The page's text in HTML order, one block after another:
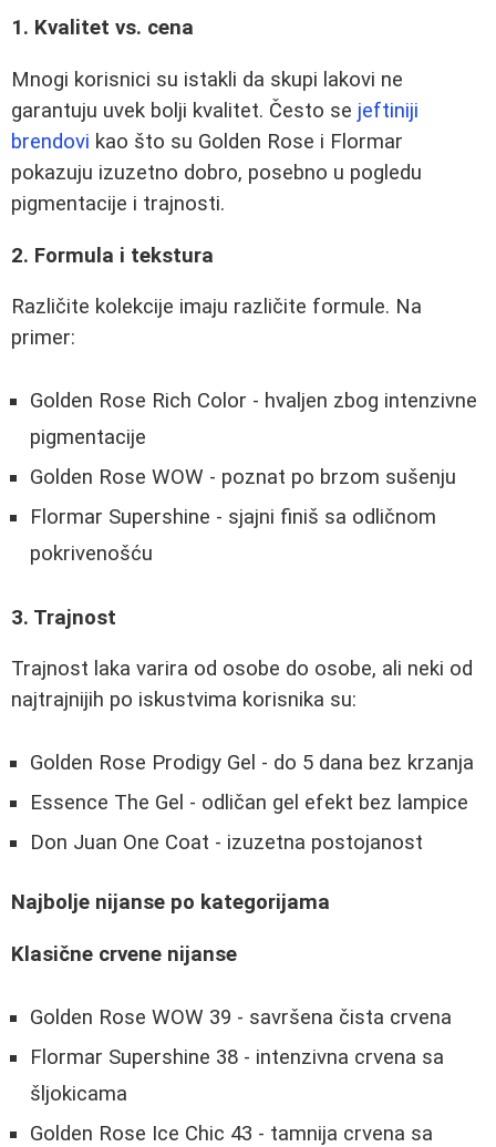
1. Kvalitet vs. cena
Mnogi korisnici su istakli da skupi lakovi ne
garantuju uvek bolji kvalitet. Često se jeftiniji
brendovi kao što su Golden Rose i Flormar
pokazuju izuzetno dobro, posebno u pogledu
pigmentacije i trajnosti.
2. Formula i tekstura
Različite kolekcije imaju različite formule. Na
primer:
Golden Rose Rich Color - hvaljen zbog intenzivne
pigmentacije
Golden Rose WOW - poznat po brzom sušenju
Flormar Supershine - sjajni finiš sa odličnom
pokrivenošću
3. Trajnost
Trajnost laka varira od osobe do osobe, ali neki od
najtrajnijih po iskustvima korisnika su:
Golden Rose Prodigy Gel - do 5 dana bez krzanja
Essence The Gel - odličan gel efekt bez lampice
Don Juan One Coat - izuzetna postojanost
Najbolje nijanse po kategorijama
Klasične crvene nijanse
Golden Rose WOW 39 - savršena čista crvena
Flormar Supershine 38 - intenzivna crvena sa
šljokicama
Golden Rose Ice Chic 43 - tamnija crvena sa